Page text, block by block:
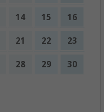
14 15 16
21 22 23
28 29 30